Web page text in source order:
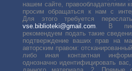
нашем сайте, правообладателями
просим обращаться к нам с
Для этого требуется
vse.biblioteki@gmail.com. В
рекомендуем подать такие
подтверждение ваших прав на
авторским правом:
либо иная контактная
однозначно идентифицировать